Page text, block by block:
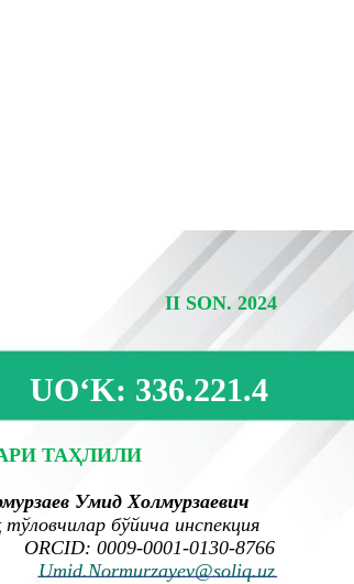
II SON. 2024
ТАҲЛИЛИ
Умид Холмурзаевич
бўйича инспекция
ORCID: 0009-0001-0130-8766
Umid.Normurzayev@soliq.uz
UOʻK: 336.221.4